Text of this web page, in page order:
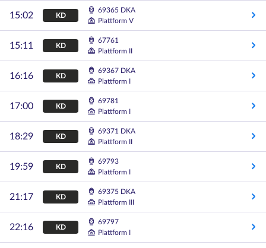
15:02 KD
69365 DKA
Plattform V
15:11 KD
67761
Plattform II
16:16 KD
69367 DKA
Plattform I
17:00 KD
69781
Plattform I
18:29 KD
69371 DKA
Plattform II
19:59 KD
69793
Plattform I
21:17 KD
69375 DKA
Plattform III
22:16 KD
69797
Plattform I